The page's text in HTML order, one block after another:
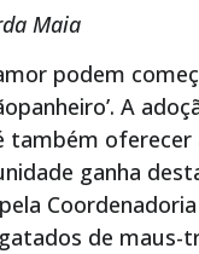
Maia
podem
A
também oferecer
ganha
de maus-